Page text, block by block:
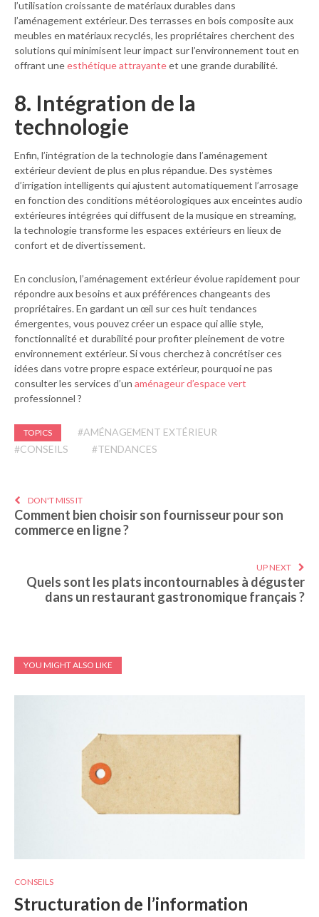
l’utilisation croissante de matériaux durables dans
l’aménagement extérieur. Des terrasses en bois composite aux
meubles en matériaux recyclés, les propriétaires cherchent des
solutions qui minimisent leur impact sur l’environnement tout en
offrant uneesthétique attrayanteet une grande durabilité.
8. Intégration de la
technologie
Enfin, l’intégration de la technologie dans l’aménagement
extérieur devient de plus en plus répandue. Des systèmes
d’irrigation intelligents qui ajustent automatiquement l’arrosage
en fonction des conditions météorologiques aux enceintes audio
extérieures intégrées qui diffusent de la musique en streaming,
la technologie transforme les espaces extérieurs en lieux de
confort et de divertissement.
En conclusion, l’aménagement extérieur évolue rapidement pour
répondre aux besoins et aux préférences changeants des
propriétaires. En gardant un œil sur ces huit tendances
émergentes, vous pouvez créer un espace qui allie style,
fonctionnalité et durabilité pour profiter pleinement de votre
environnement extérieur. Si vous cherchez à concrétiser ces
idées dans votre propre espace extérieur, pourquoi ne pas
consulter les services d’un aménageur d’espace vert
professionnel ?
TOPICS
#AMÉNAGEMENT EXTÉRIEUR
#CONSEILS
#TENDANCES
DON'T MISS IT
Comment bien choisir son fournisseur pour son
commerce en ligne ?
UP NEXT
Quels sont les plats incontournables à déguster
dans un restaurant gastronomique français ?
YOU MIGHT ALSO LIKE
CONSEILS
Structuration de l’information